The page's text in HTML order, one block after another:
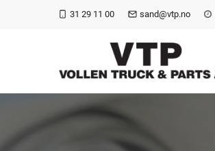
31 29 11 00 sand@vtp.no